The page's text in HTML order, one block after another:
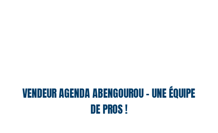
VENDEUR AGENDA ABENGOUROU – UNE ÉQUIPE
DE PROS !